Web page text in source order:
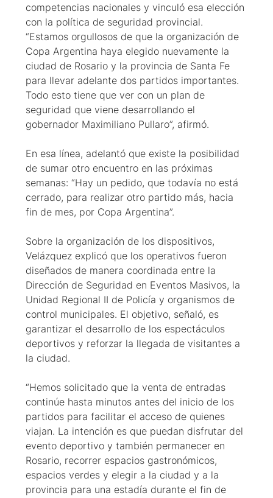
competencias nacionales y vinculó esa elección
con la política de seguridad provincial.
“Estamos orgullosos de que la organización de
Copa Argentina haya elegido nuevamente la
ciudad de Rosario y la provincia de Santa Fe
para llevar adelante dos partidos importantes.
Todo esto tiene que ver con un plan de
seguridad que viene desarrollando el
gobernador Maximiliano Pullaro”, afirmó.
En esa línea, adelantó que existe la posibilidad
de sumar otro encuentro en las próximas
semanas: “Hay un pedido, que todavía no está
cerrado, para realizar otro partido más, hacia
fin de mes, por Copa Argentina”.
Sobre la organización de los dispositivos,
Velázquez explicó que los operativos fueron
diseñados de manera coordinada entre la
Dirección de Seguridad en Eventos Masivos, la
Unidad Regional II de Policía y organismos de
control municipales. El objetivo, señaló, es
garantizar el desarrollo de los espectáculos
deportivos y reforzar la llegada de visitantes a
la ciudad.
“Hemos solicitado que la venta de entradas
continúe hasta minutos antes del inicio de los
partidos para facilitar el acceso de quienes
viajan. La intención es que puedan disfrutar del
evento deportivo y también permanecer en
Rosario, recorrer espacios gastronómicos,
espacios verdes y elegir a la ciudad y a la
provincia para una estadía durante el fin de